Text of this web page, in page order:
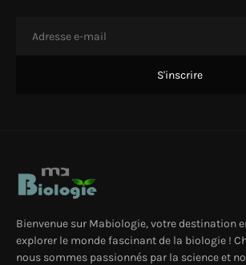
Bienvenue sur Mabiologie, votre destination
explorer le monde fascinant de la biologie !
nous sommes passionnés par la science et